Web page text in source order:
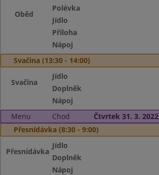
Oběd
Polévka
Jídlo
Příloha
Nápoj
Svačina (13:30 - 14:00)
Svačina
Jídlo
Doplněk
Nápoj
Menu
Chod
Čtvrtek 31. 3. 2022
Přesnídávka (8:30 - 9:00)
Přesnídávka
Jídlo
Doplněk
Nápoj